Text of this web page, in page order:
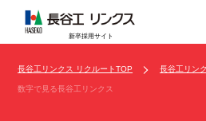
新卒採用サイト
長谷工リンクス リクルートTOP 長谷工リン
数字で見る長谷工リンクス